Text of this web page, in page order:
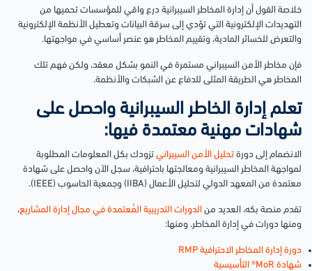
خلاصة القول أن إدارة المخاطر السيبرانية درع واقي للمؤسسات تحميها من
التهديدات الإلكترونية التي تؤدي إلى سرقة البيانات وتعطيل الأنظمة الإلكترونية
والتعرض للخسائر المادية، وتقييم المخاطر هو عنصر أساسي في مواجهتها.
فإن مخاطر الأمن السيبراني مستمرة في النمو بشكل معقد، ولكن فهم تلك
المخاطر هي الطريقة المثلى للدفاع عن الشبكات والأنظمة.
تعلم إدارة الخاطر السيبرانية واحصل على
شهادات مهنية معتمدة فيها:
الانضمام إلى دورة تحليل الأمن السيبراني تزودك بكل المعلومات المطلوبة
لمواجهة المخاطر السيبرانية ومعالجتها باحترافية، سجل الآن واحصل على شهادة
معتمدة من المعهد الدولي لتحليل الأعمال (IIBA) وجمعية الحاسوب (IEEE).
تقدم منصة بكه، العديد من الدورات التدريبية المُعتمدة في مجال إدارة المشاريع،
ومنها دورات في إدارة المخاطر. ومنها:
دورة إدارة المخاطر الاحترافية RMP
شهادة MoR® التأسيسية